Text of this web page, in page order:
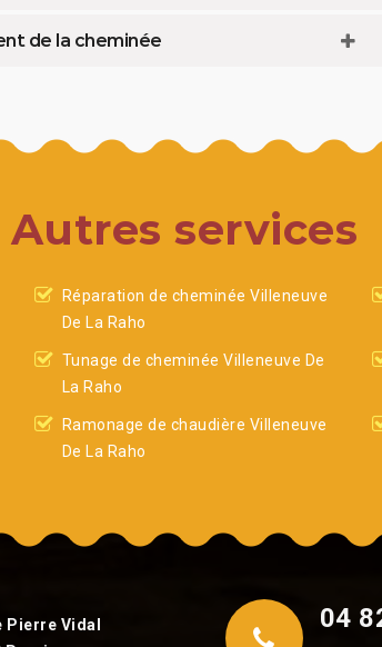
de la cheminée
Autres services
Réparation de cheminée Villeneuve
De La Raho
Tunage de cheminée Villeneuve De
La Raho
Ramonage de chaudière Villeneuve
De La Raho
Pierre Vidal
04